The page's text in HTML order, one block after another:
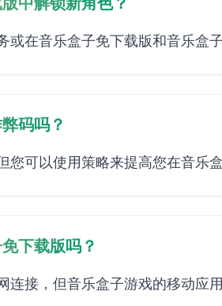
或在音乐盒子免下载版和音乐盒
码吗？
您可以使用策略来提高您在音乐
下载版吗？
连接，但音乐盒子游戏的移动应